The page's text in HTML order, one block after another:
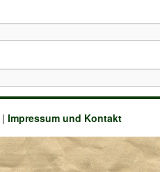
| Impressum und Kontakt